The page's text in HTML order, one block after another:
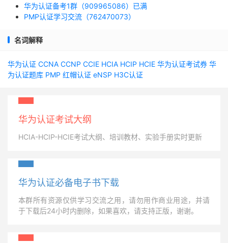
华为认证备考1群（909965086）已满
PMP认证学习交流（762470073）
名词解释
华为认证 CCNA CCNP CCIE HCIA HCIP HCIE 华为认证考试券 华
为认证题库 PMP 红帽认证 eNSP H3C认证
华为认证考试大纲
HCIA-HCIP-HCIE考试大纲、培训教材、实验手册实时更新
华为认证必备电子书下载
本群所有资源仅供学习交流之用，请勿用作商业用途，并请
于下载后24小时内删除，如果喜欢，请支持正版，谢谢。